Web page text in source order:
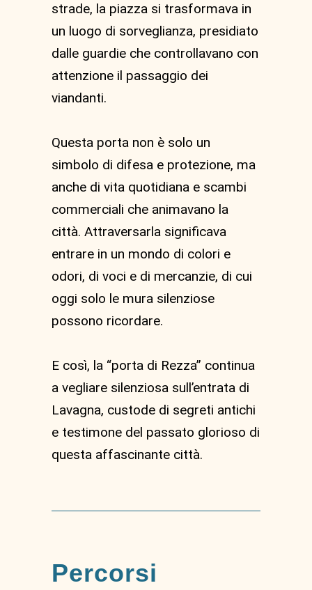
strade, la piazza si trasformava in
un luogo di sorveglianza, presidiato
dalle guardie che controllavano con
attenzione il passaggio dei
viandanti.
Questa porta non è solo un
simbolo di difesa e protezione, ma
anche di vita quotidiana e scambi
commerciali che animavano la
città. Attraversarla significava
entrare in un mondo di colori e
odori, di voci e di mercanzie, di cui
oggi solo le mura silenziose
possono ricordare.
E così, la “porta di Rezza” continua
a vegliare silenziosa sull’entrata di
Lavagna, custode di segreti antichi
e testimone del passato glorioso di
questa affascinante città.
Percorsi